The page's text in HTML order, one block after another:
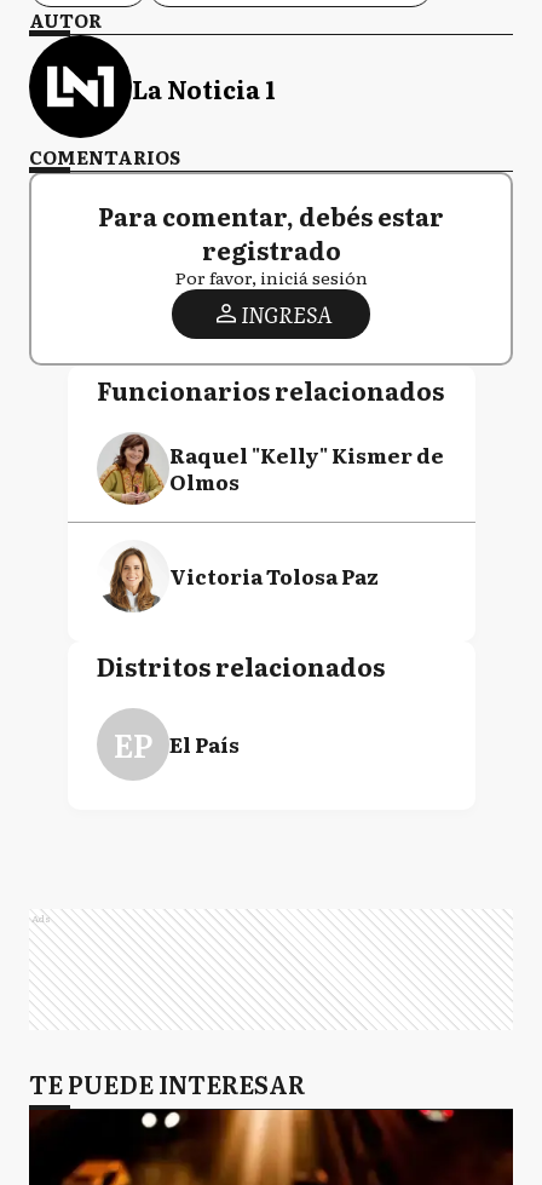
AUTOR
La Noticia 1
COMENTARIOS
Para comentar, debés estar
registrado
Por favor, iniciá sesión
INGRESA
Funcionarios relacionados
Raquel "Kelly" Kismer de
Olmos
Victoria Tolosa Paz
Distritos relacionados
EP El País
Ads
TE PUEDE INTERESAR